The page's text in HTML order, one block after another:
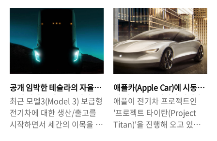
경우에는 100% 수령이 불가
능합니다. 그렇기 때문에 차
량 구매 계획을 위해서 대략
적으로 계산을 해 볼 필요가
있습니다. ♥ 테슬라 구매 리
퍼럴 혜택을 받으세요! ♥ 아
래 링크를 통해서 테슬라를
구입하게될 경우, 추가 할인
66만원 혜택과 3개월 EAP 무
료 혜..
너이지만 보조금 100% 가능
한 (실제로는 100%아니지
만..) 모델Y RWD 차량을 한대
더 구입하고 싶을 정도로 매
력적인 가격입니다. 그래서
친구, 친척, 지인들에게 절호
의 기회(?)인 이번 5699 모델
Y 대란을 적극 활용..
LFP 배터리 탑재, 모델Y
RWD(2륜) 차량을 5699만원
에 출시했습니다. 현행 100%
정부 보조금 기준이 5700만
원인 점을 감안하면, 100%
보조금을 받을 수 있는 것인
데요, 보조금을 받고 차량을
구매하게될 경우, 지역별로
차이가 있겠지만 4천만원 중
~후반대에 테슬라 모델Y를
구매할 수 있게 된다는 점에
경제 전문지 포브스
(Forbes.com)에 올라온 기
고문 "GM이 한국에서의 사업
을 철수하려 한다(의역,
General Motors may hack
off yet another global
arm as South Korean
business suffers)"이 '한국
GM'의 철수설을 다시금 상기
시키고 있는 것입니다. 사실
한국GM의 문제는 어제오늘
공개 임박한 테슬라의 자율
주행 전기 트럭. 운수 업계
패러다임 바뀔까?
최근 모델3(Model 3) 보급형
전기차에 대한 생산/출고를
시작하면서 세간의 이목을 집
애플카(Apple Car)에 시동
건 애플, 중국 배터리 업체와
협업?
애플이 전기차 프로젝트인
'프로젝트 타이탄(Project
Titan)'을 진행해 오고 있다